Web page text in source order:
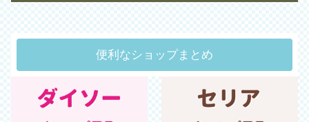
便利なショップまとめ